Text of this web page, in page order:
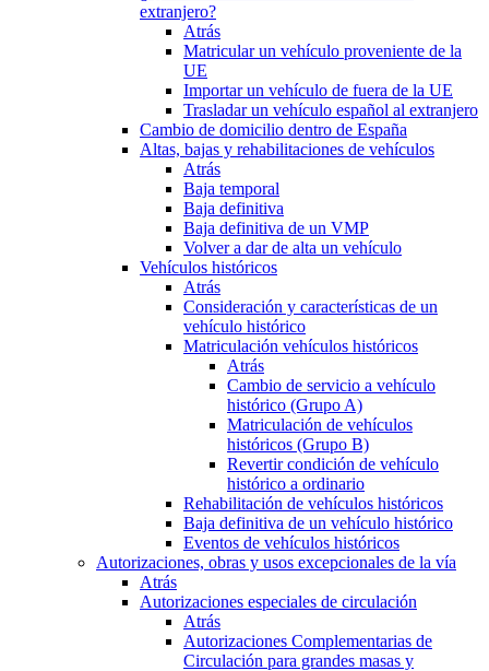
extranjero?
Atrás
Matricular un vehículo proveniente de la
UE
Importar un vehículo de fuera de la UE
Trasladar un vehículo español al extranjero
Cambio de domicilio dentro de España
Altas, bajas y rehabilitaciones de vehículos
Atrás
Baja temporal
Baja definitiva
Baja definitiva de un VMP
Volver a dar de alta un vehículo
Vehículos históricos
Atrás
Consideración y características de un
vehículo histórico
Matriculación vehículos históricos
Atrás
Cambio de servicio a vehículo
histórico (Grupo A)
Matriculación de vehículos
históricos (Grupo B)
Revertir condición de vehículo
histórico a ordinario
Rehabilitación de vehículos históricos
Baja definitiva de un vehículo histórico
Eventos de vehículos históricos
Autorizaciones, obras y usos excepcionales de la vía
Atrás
Autorizaciones especiales de circulación
Atrás
Autorizaciones Complementarias de
Circulación para grandes masas y